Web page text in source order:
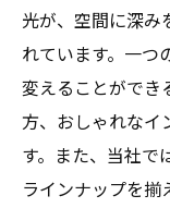
光が、空間に深み
れています。一つ
変えることができ
方、おしゃれなイ
す。また、当社で
ラインナップを揃